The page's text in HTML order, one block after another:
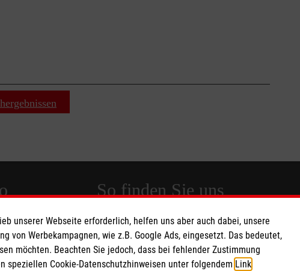
e.V.
und Caritas eG
So finden Sie uns
Lattweg 2-4
49377 Vechta
Telefon: 04441-9250-0
unserer Webseite erforderlich, helfen uns aber auch dabei, unsere
Werbekampagnen, wie z.B. Google Ads, eingesetzt. Das bedeutet,
möchten. Beachten Sie jedoch, dass bei fehlender Zustimmung
Cookie-Datenschutzhinweisen unter folgendem Link